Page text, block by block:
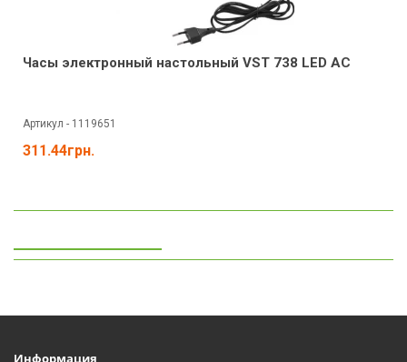
Часы электронный настольный VST 738 LED AC
Артикул - 1119651
311.44грн.
Информация